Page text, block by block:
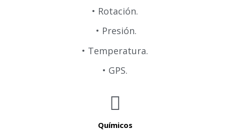
• Rotación.
• Presión.
• Temperatura.
• GPS.
Químicos